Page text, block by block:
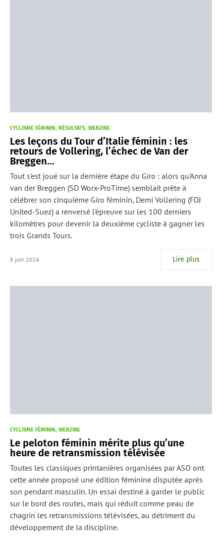
CYCLISME FÉMININ RÉSULTATS WEBZINE
Les leçons du Tour d’Italie féminin : les
retours de Vollering, l’échec de Van der
Breggen…
Tout s'est joué sur la dernière étape du Giro : alors qu'Anna
van der Breggen (SD Worx-ProTime) semblait prête à
célébrer son cinquième Giro féminin, Demi Vollering (FDJ
United-Suez) a renversé l'épreuve sur les 100 derniers
kilomètres pour devenir la deuxième cycliste à gagner les
trois Grands Tours.
8 juin 2026 Lire plus
CYCLISME FÉMININ WEBZINE
Le peloton féminin mérite plus qu’une
heure de retransmission télévisée
Toutes les classiques printanières organisées par ASO ont
cette année proposé une édition féminine disputée après
son pendant masculin. Un essai destiné à garder le public
sur le bord des routes, mais qui réduit comme peau de
chagrin les retransmissions télévisées, au détriment du
développement de la discipline.